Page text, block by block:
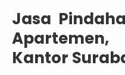
Jasa
Kantor